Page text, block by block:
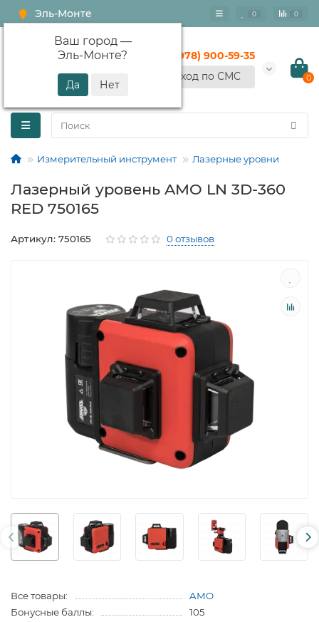
Эль-Монте
Ваш город —
Эль-Монте?
0 0
+7 (978) 900-59-35
Вход по СМС
0
Измерительный инструмент Лазерные уровни
Лазерный уровень AMO LN 3D-360
RED 750165
Артикул: 750165 0 отзывов
Все товары:
AMO
Бонусные баллы:
105